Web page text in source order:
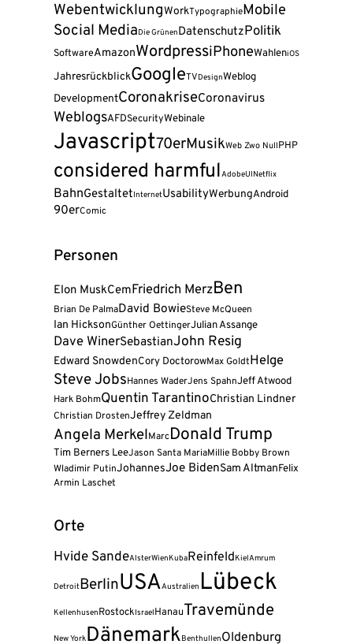
WebentwicklungWorkTypographieMobile
Social MediaDie GrünenDatenschutzPolitik
SoftwareAmazonWordpressiPhoneWahleniOS
JahresrückblickGoogleTVDesignWeblog
DevelopmentCoronakriseCoronavirus
WeblogsAFDSecurityWebinale
Javascript70erMusikWeb Zwo NullPHP
considered harmfulAdobeUINetflix
BahnGestaltetInternetUsabilityWerbungAndroid
90erComic
Personen
Elon MuskCemFriedrich MerzBen
Brian De PalmaDavid BowieSteve McQueen
Ian HicksonGünther OettingerJulian Assange
Dave WinerSebastianJohn Resig
Edward SnowdenCory DoctorowMax GoldtHelge
Steve JobsHannes WaderJens SpahnJeff Atwood
Hark BohmQuentin TarantinoChristian Lindner
Christian DrostenJeffrey Zeldman
Angela MerkelMarcDonald Trump
Tim Berners LeeJason Santa MariaMillie Bobby Brown
Wladimir PutinJohannesJoe BidenSam AltmanFelix
Armin Laschet
Orte
Hvide SandeAlsterWienKubaReinfeldKielAmrum
DetroitBerlinUSAAustralien Lübeck
KellenhusenRostockIsraelHanauTravemünde
New YorkDänemarkBenthullenOldenburg